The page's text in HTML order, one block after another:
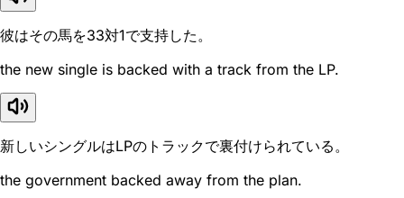
彼はその馬を33対1で支持した。
the new single is backed with a track from the LP.
新しいシングルはLPのトラックで裏付けられている。
the government backed away from the plan.